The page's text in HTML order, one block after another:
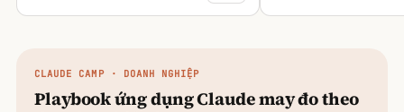
CLAUDE CAMP · DOANH NGHIỆP
Playbook ứng dụngClaudemay đo theo